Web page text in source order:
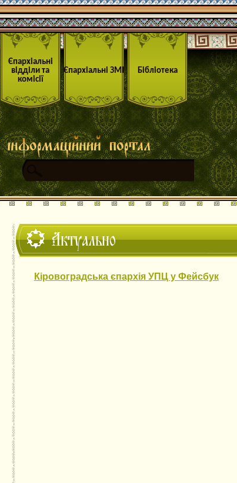
Єпархіальні
відділи та
комісії
Єпархіальні ЗМІ Бібліотека
Актуально
Кіровоградська єпархія УПЦ у Фейсбук